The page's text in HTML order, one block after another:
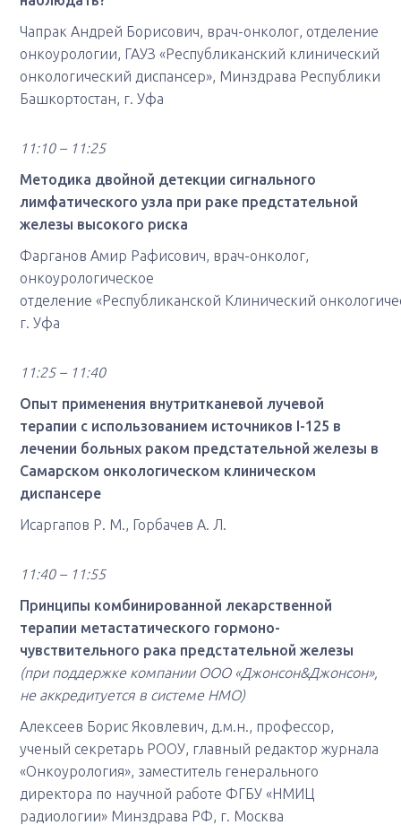
Чапрак Андрей Борисович, врач-онколог, отделение
онкоурологии, ГАУЗ «Республиканский клинический
онкологический диспансер», Минздрава Республики
Башкортостан, г. Уфа
11:10 – 11:25
Методика двойной детекции сигнального
лимфатического узла при раке предстательной
железы высокого риска
Фарганов Амир Рафисович, врач-онколог,
онкоурологическое
отделение «Республиканской Клинический
г. Уфа
11:25 – 11:40
Опыт применения внутритканевой лучевой
терапии с использованием источников I-125 в
лечении больных раком предстательной железы в
Самарском онкологическом клиническом
диспансере
Исаргапов Р. М., Горбачев А. Л.
11:40 – 11:55
Принципы комбинированной лекарственной
терапии метастатического гормоно-
чувствительного рака предстательной железы
(при поддержке компании ООО «Джонсон&Джонсон»,
не аккредитуется в системе НМО)
Алексеев Борис Яковлевич, д.м.н., профессор,
ученый секретарь РООУ, главный редактор журнала
«Онкоурология», заместитель генерального
директора по научной работе ФГБУ «НМИЦ
радиологии» Минздрава РФ, г. Москва